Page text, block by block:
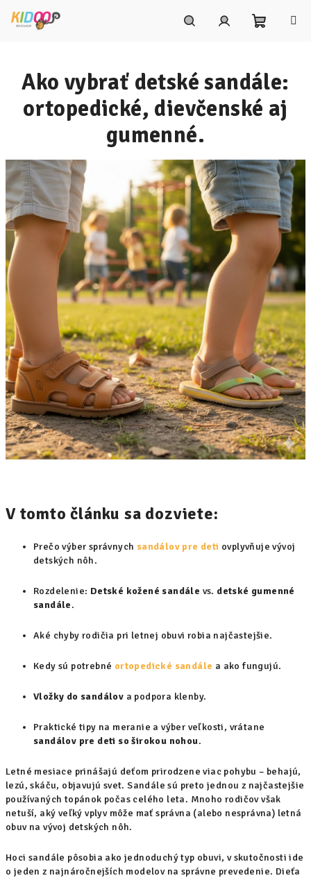
košík
Ako vybrať detské sandále:
ortopedické, dievčenské aj
gumenné.
V tomto článku sa dozviete:
Prečo výber správnych sandálov pre deti ovplyvňuje vývoj
detských nôh.
Rozdelenie: Detské kožené sandále vs. detské gumenné
sandále.
Aké chyby rodičia pri letnej obuvi robia najčastejšie.
Kedy sú potrebné ortopedické sandále a ako fungujú.
Vložky do sandálov a podpora klenby.
Praktické tipy na meranie a výber veľkosti, vrátane
sandálov pre deti so širokou nohou.
Letné mesiace prinášajú deťom prirodzene viac pohybu – behajú,
lezú, skáču, objavujú svet. Sandále sú preto jednou z najčastejšie
používaných topánok počas celého leta. Mnoho rodičov však
netuší, aký veľký vplyv môže mať správna (alebo nesprávna) letná
obuv na vývoj detských nôh.
Hoci sandále pôsobia ako jednoduchý typ obuvi, v skutočnosti ide
o jeden z najnáročnejších modelov na správne prevedenie. Dieťa